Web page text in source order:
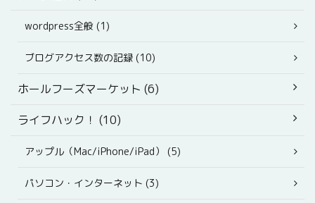
wordpress全般 (1)
ブログアクセス数の記録 (10)
ホールフーズマーケット (6)
ライフハック！ (10)
アップル（Mac/iPhone/iPad） (5)
パソコン・インターネット (3)